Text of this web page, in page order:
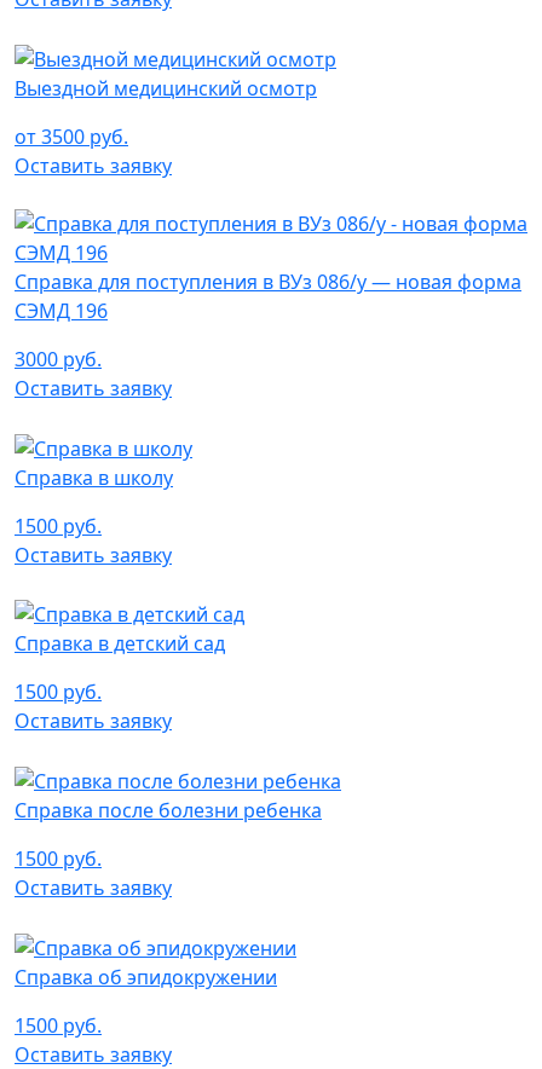
Выездной медицинский осмотр
от 3500 руб.
Оставить заявку
Справка для поступления в ВУз 086/у — новая форма
СЭМД 196
3000 руб.
Оставить заявку
Справка в школу
1500 руб.
Оставить заявку
Справка в детский сад
1500 руб.
Оставить заявку
Справка после болезни ребенка
1500 руб.
Оставить заявку
Справка об эпидокружении
1500 руб.
Оставить заявку